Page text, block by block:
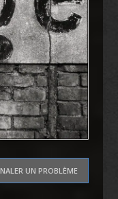
UN PROBLÈME